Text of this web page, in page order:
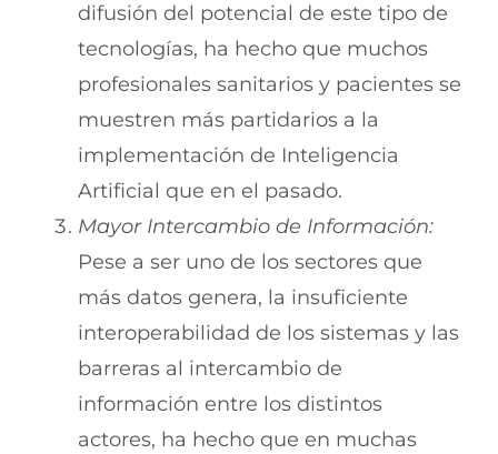
difusión del potencial de este tipo de
tecnologías, ha hecho que muchos
profesionales sanitarios y pacientes se
muestren más partidarios a la
implementación de Inteligencia
Artificial que en el pasado.
Mayor Intercambio de Información:
Pese a ser uno de los sectores que
más datos genera, la insuficiente
interoperabilidad de los sistemas y las
barreras al intercambio de
información entre los distintos
actores, ha hecho que en muchas